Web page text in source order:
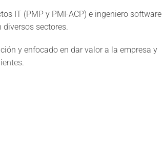
IT (PMP y PMI-ACP) e ingeniero
sectores.
y enfocado en dar valor a la empresa y